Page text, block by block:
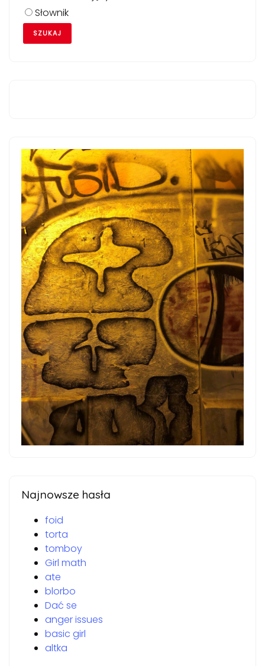
Słownik
Najnowsze hasła
foid
torta
tomboy
Girl math
ate
blorbo
Dać se
anger issues
basic girl
altka